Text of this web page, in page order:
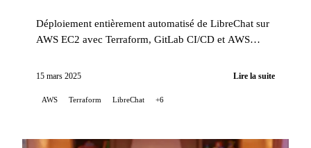
Déploiement entièrement automatisé de LibreChat sur
AWS EC2 avec Terraform, GitLab CI/CD et AWS
avec coûts optimisés.
15 mars 2025 Lire la suite
AWS Terraform LibreChat +6